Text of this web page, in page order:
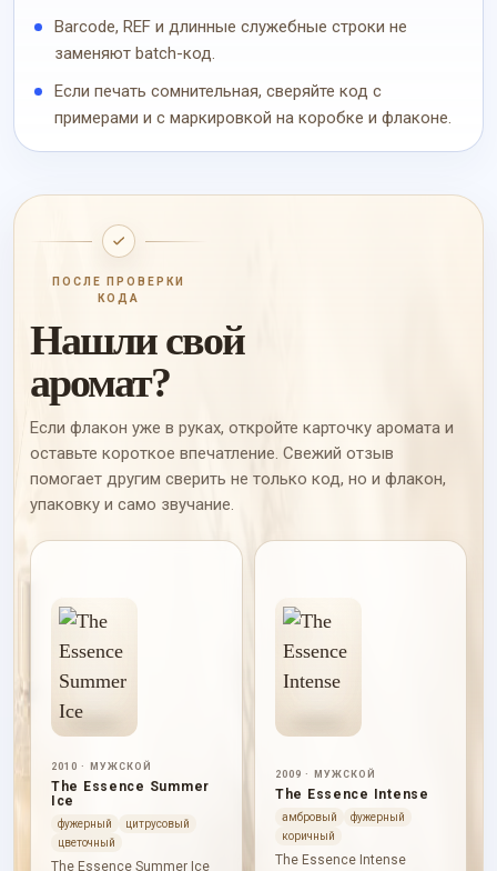
Barcode, REF и длинные служебные строки не
заменяют batch-код.
Если печать сомнительная, сверяйте код с
примерами и с маркировкой на коробке и флаконе.
ПОСЛЕ ПРОВЕРКИ
КОДА
Нашли свой
аромат?
Если флакон уже в руках, откройте карточку аромата и
оставьте короткое впечатление. Свежий отзыв
помогает другим сверить не только код, но и флакон,
упаковку и само звучание.
2010 · МУЖСКОЙ
The Essence Summer
Ice
фужерный
цитрусовый
цветочный
The Essence Summer Ice
2009 · МУЖСКОЙ
The Essence Intense
амбровый
фужерный
коричный
The Essence Intense